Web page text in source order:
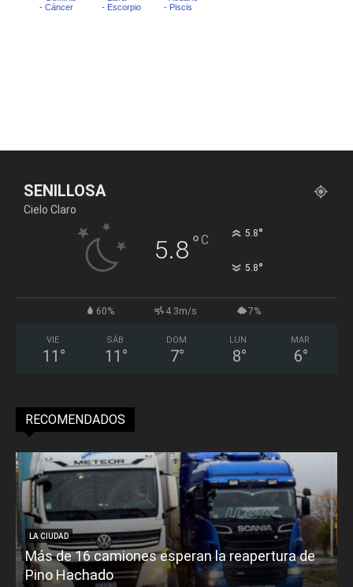
SENILLOSA
Cielo Claro
5.8°C 5.8°
5.8°
60% 4.3m/s 7%
VIE
11 °
SÁB
11 °
DOM
7°
LUN
8°
MAR
6°
RECOMENDADOS
LA CIUDAD
Más de 16 camiones esperan la reapertura de
Pino Hachado